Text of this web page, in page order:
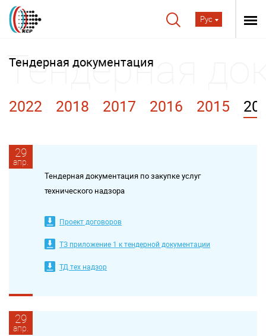
Рус
Тендерная документация
2022 2018 2017 2016 2015
29
апр.
Тендерная документация по закупке услуг
технического надзора
Проект договоров
ТЗ приложение 1 к тендерной документации
ТД тех надзор
29
апр.